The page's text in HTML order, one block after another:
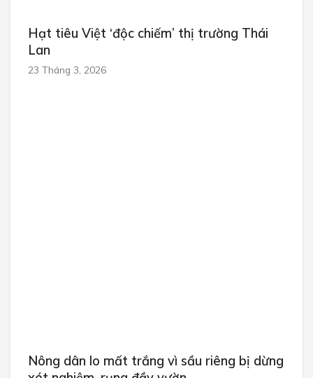
Hạt tiêu Việt ‘độc chiếm’ thị trường Thái
Lan
23 Tháng 3, 2026
Nông dân lo mất trắng vì sầu riêng bị dừng